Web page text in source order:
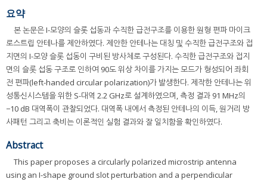
요약
본 논문은 I-모양의 슬롯 섭동과 수직한 급전구조를 이용한 원형 편파 마이크
로스트립 안테나를 제안하였다. 제안한 안테나는 대칭 및 수직한 급전구조와 접
지면의 I-모양 슬롯 섭동이 구비된 방사체로 구성된다. 수직한 급전구조와 접지
면의 슬롯 섭동 구조로 인하여 90도 위상 차이를 가지는 모드가 형성되어 좌회
전 편파(left-handed circular polarization)가 발생한다. 제작한 안테나는 위
성통신시스템을 위한 S-대역 2.2 GHz로 설계하였으며, 측정 결과 91 MHz의
−10 dB 대역폭이 관찰되었다. 대역폭 내에서 측정된 안테나의 이득, 원거리 방
사패턴 그리고 축비는 이론적인 실험 결과와 잘 일치함을 확인하였다.
Abstract
This paper proposes a circularly polarized microstrip antenna
using an I-shape ground slot perturbation and a perpendicular